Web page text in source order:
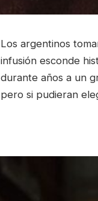
Los argentinos
infusión esconde
durante años a un
pero si pudieran